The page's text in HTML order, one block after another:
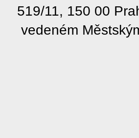
519/11, 150 00
vedeném